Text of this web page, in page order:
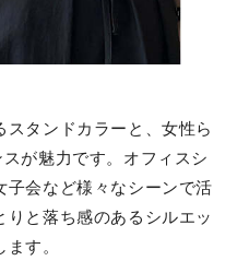
タンドカラーと、女性ら
が魅力です。オフィスシ
子会など様々なシーンで活
と落ち感のあるシルエッ
す。